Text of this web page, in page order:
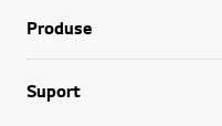
Produse
Suport